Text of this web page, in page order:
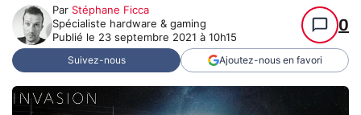
Par Stéphane Ficca
Spécialiste hardware & gaming
Publié le 23 septembre 2021 à 10h15
0
Suivez-nous Ajoutez-nous en favori